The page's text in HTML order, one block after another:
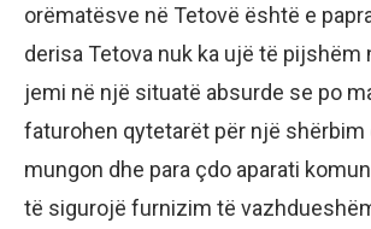
orëmatësve në Tetovë është e
derisa Tetova nuk ka ujë të pijshëm
jemi në një situatë absurde se po
faturohen qytetarët për një shërbim
mungon dhe para çdo aparati
të sigurojë furnizim të